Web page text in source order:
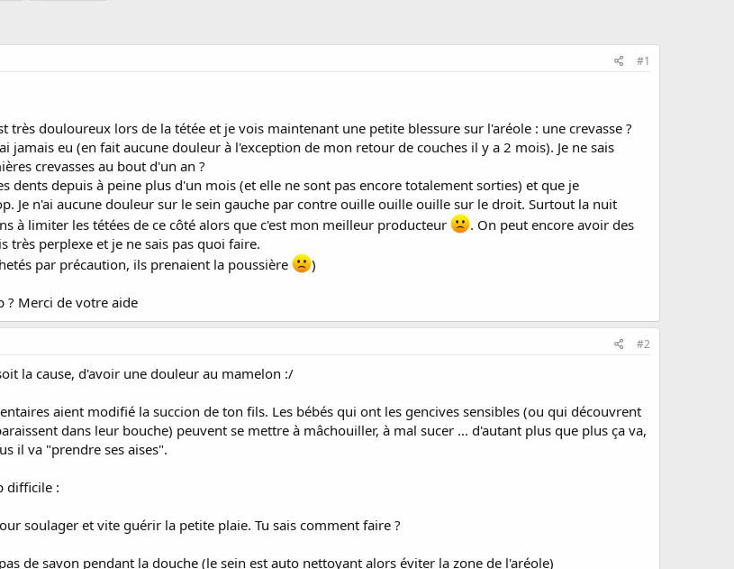
#1
très douloureux lors de la tétée et je vois maintenant une petite blessure sur l'aréole : une crevasse ?
jamais eu (en fait aucune douleur à l'exception de mon retour de couches il y a 2 mois). Je ne sais
crevasses au bout d'un an ?
dents depuis à peine plus d'un mois (et elle ne sont pas encore totalement sorties) et que je
Je n'ai aucune douleur sur le sein gauche par contre ouille ouille ouille sur le droit. Surtout la nuit
à limiter les tétées de ce côté alors que c'est mon meilleur producteur
. On peut encore avoir des
très perplexe et je ne sais pas quoi faire.
par précaution, ils prenaient la poussière
)
? Merci de votre aide
#2
la cause, d'avoir une douleur au mamelon :/
aient modifié la succion de ton fils. Les bébés qui ont les gencives sensibles (ou qui découvrent
dans leur bouche) peuvent se mettre à mâchouiller, à mal sucer ... d'autant plus que plus ça va,
il va "prendre ses aises".
difficile :
soulager et vite guérir la petite plaie. Tu sais comment faire ?
de savon pendant la douche (le sein est auto nettoyant alors éviter la zone de l'aréole)